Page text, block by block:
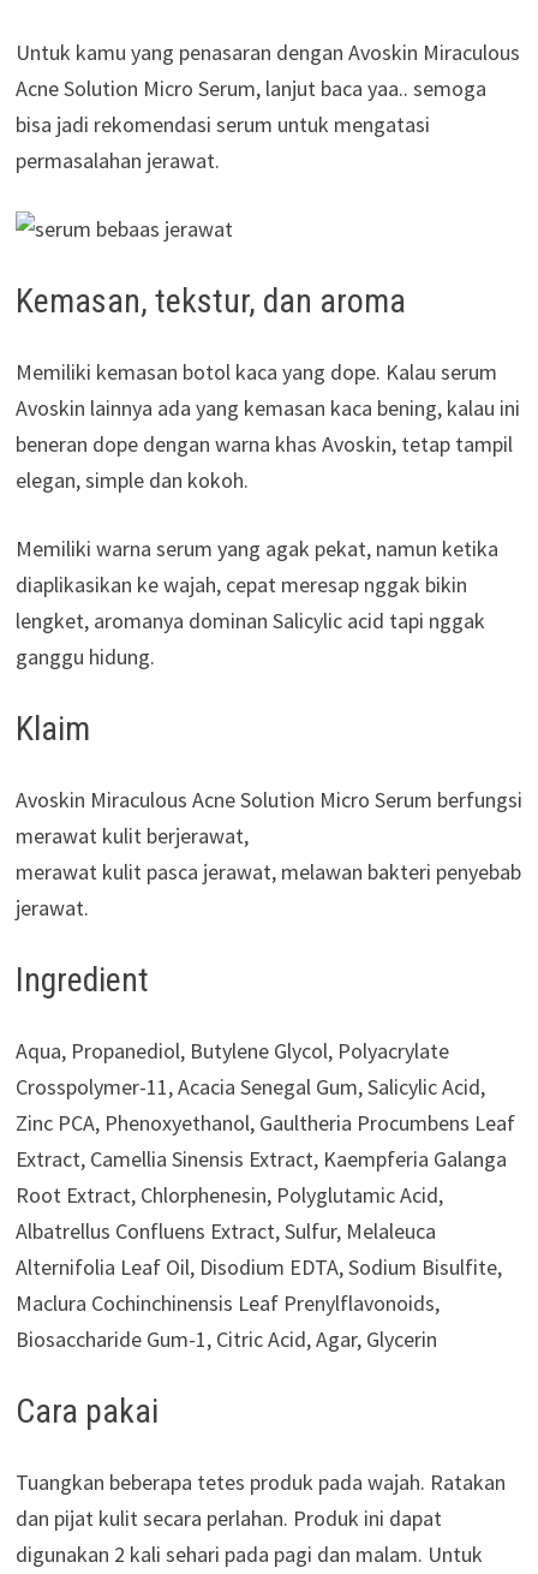
Untuk kamu yang penasaran dengan Avoskin Miraculous
Acne Solution Micro Serum, lanjut baca yaa.. semoga
bisa jadi rekomendasi serum untuk mengatasi
permasalahan jerawat.
Kemasan, tekstur, dan aroma
Memiliki kemasan botol kaca yang dope. Kalau serum
Avoskin lainnya ada yang kemasan kaca bening, kalau ini
beneran dope dengan warna khas Avoskin, tetap tampil
elegan, simple dan kokoh.
Memiliki warna serum yang agak pekat, namun ketika
diaplikasikan ke wajah, cepat meresap nggak bikin
lengket, aromanya dominan Salicylic acid tapi nggak
ganggu hidung.
Klaim
Avoskin Miraculous Acne Solution Micro Serum berfungsi
merawat kulit berjerawat,
merawat kulit pasca jerawat, melawan bakteri penyebab
jerawat.
Ingredient
Aqua, Propanediol, Butylene Glycol, Polyacrylate
Crosspolymer-11, Acacia Senegal Gum, Salicylic Acid,
Zinc PCA, Phenoxyethanol, Gaultheria Procumbens Leaf
Extract, Camellia Sinensis Extract, Kaempferia Galanga
Root Extract, Chlorphenesin, Polyglutamic Acid,
Albatrellus Confluens Extract, Sulfur, Melaleuca
Alternifolia Leaf Oil, Disodium EDTA, Sodium Bisulfite,
Maclura Cochinchinensis Leaf Prenylflavonoids,
Biosaccharide Gum-1, Citric Acid, Agar, Glycerin
Cara pakai
Tuangkan beberapa tetes produk pada wajah. Ratakan
dan pijat kulit secara perlahan. Produk ini dapat
digunakan 2 kali sehari pada pagi dan malam. Untuk